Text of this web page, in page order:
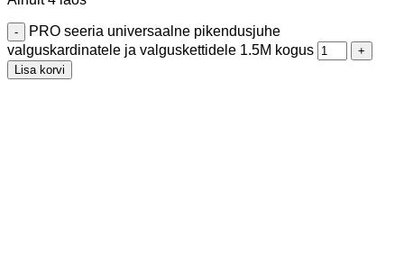
PRO seeria universaalne pikendusjuhe
valguskardinatele ja valguskettidele 1.5M kogus
Lisa korvi